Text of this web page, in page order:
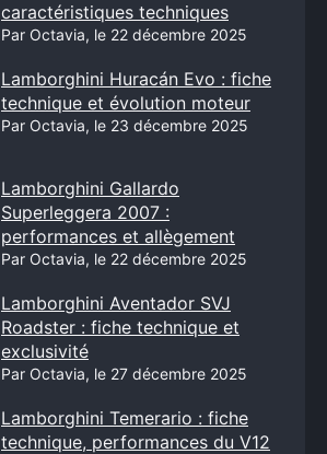
caractéristiques techniques
Par Octavia, le 22 décembre 2025
Lamborghini Huracán Evo : fiche
technique et évolution moteur
Par Octavia, le 23 décembre 2025
Lamborghini Gallardo
Superleggera 2007 :
performances et allègement
Par Octavia, le 22 décembre 2025
Lamborghini Aventador SVJ
Roadster : fiche technique et
exclusivité
Par Octavia, le 27 décembre 2025
Lamborghini Temerario : fiche
technique, performances du V12